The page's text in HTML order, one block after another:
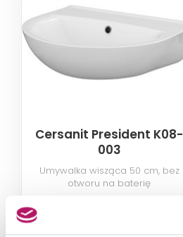
Cersanit President K08-
003
Umywalka wisząca 50 cm, bez
otworu na baterię